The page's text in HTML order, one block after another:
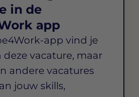
in de
app
app vind je
deze vacature, maar
andere vacatures
jouw skills,